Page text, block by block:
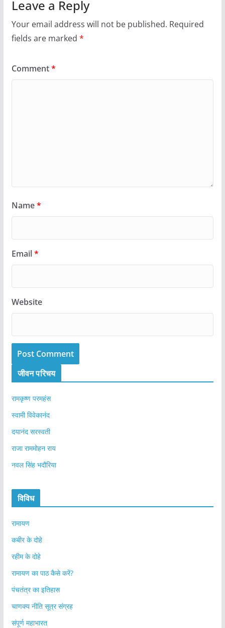
Leave a Reply
Your email address will not be published. Required
fields are marked *
Comment*
Name*
Email*
Website
जीवन परिचय
रामकृष्ण परमहंस
स्वामी विवेकानंद
दयानंद सरस्वती
राजा राममोहन राय
नवल सिंह भदौरिया
विविध
रामायण
कबीर के दोहे
रहीम के दोहे
रामायण का पाठ कैसे करें?
पंचतंत्र का इतिहास
चाणक्य नीति सूत्र संग्रह
संपूर्ण महाभारत